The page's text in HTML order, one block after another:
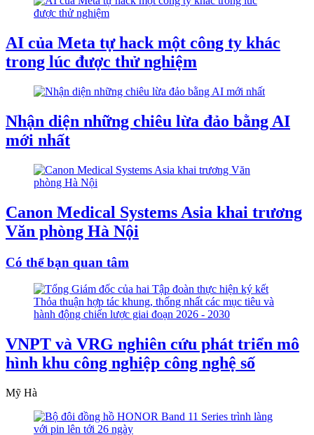
AI của Meta tự hack một công ty khác
trong lúc được thử nghiệm
Nhận diện những chiêu lừa đảo bằng AI
mới nhất
Canon Medical Systems Asia khai trương
Văn phòng Hà Nội
Có thể bạn quan tâm
VNPT và VRG nghiên cứu phát triển mô
hình khu công nghiệp công nghệ số
Mỹ Hà